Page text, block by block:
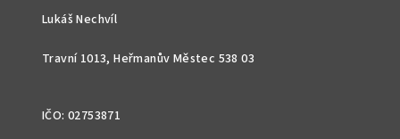
Lukáš Nechvíl
Travní 1013, Heřmanův Městec 538 03
IČO: 02753871